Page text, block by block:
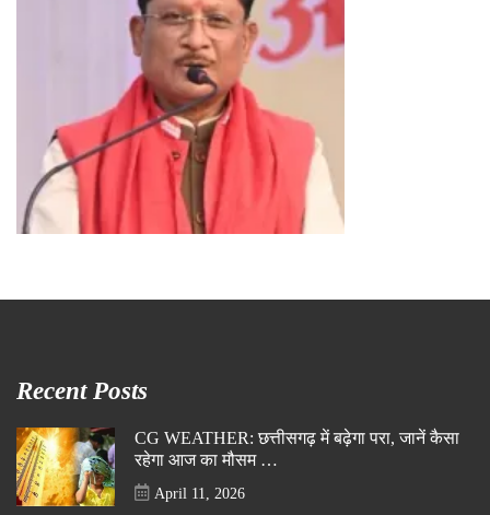
Recent Posts
CG WEATHER: छत्तीसगढ़ में बढ़ेगा परा, जानें कैसा
रहेगा आज का मौसम …
April 11, 2026